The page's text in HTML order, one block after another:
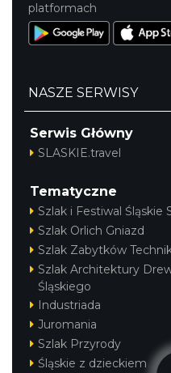
platformach
NASZE SERWISY
Serwis Główny
SLASKIE.travel
Tematyczne
Szlak i Festiwal Śląskie
Szlak Orlich Gniazd
Szlak Zabytków
Szlak Architektury
Śląskiego
Industriada
Juromania
Szlak Przyrody
Śląskie z dzieckiem